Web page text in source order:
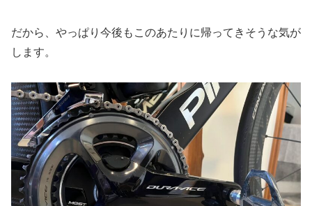
だから、やっぱり今後もこのあたりに帰ってきそうな気が
します。